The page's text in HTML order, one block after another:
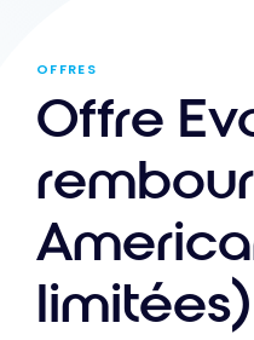
OFFRES
Offre
limitées)